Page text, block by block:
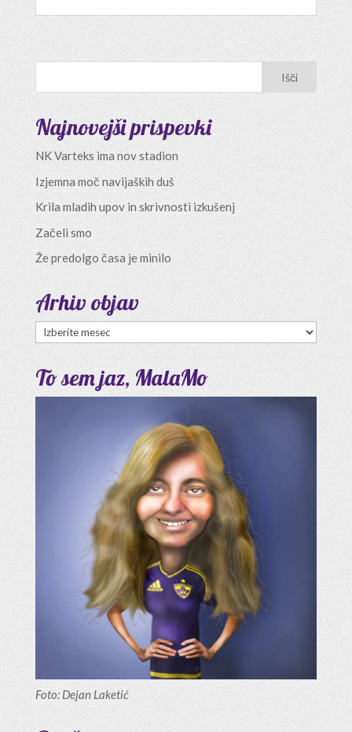
Najnovejši prispevki
NK Varteks ima nov stadion
Izjemna moč navijaških duš
Krila mladih upov in skrivnosti izkušenj
Začeli smo
Že predolgo časa je minilo
Arhiv objav
Arhiv
To sem jaz, MalaMo
Foto: Dejan Laketić